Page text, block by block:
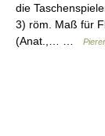
die
3) röm. Maß für
(Anat.,… …